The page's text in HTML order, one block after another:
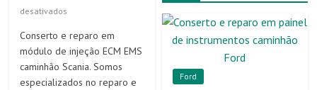
desativados
Conserto e reparo em
módulo de injeção ECM EMS
caminhão Scania. Somos
especializados no reparo e
Ford